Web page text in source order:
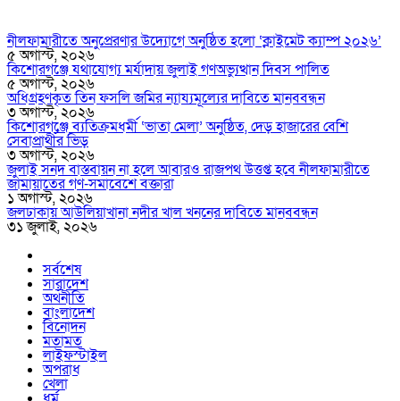
নীলফামারীতে অনুপ্রেরণার উদ্যোগে অনুষ্ঠিত হলো ‘ক্লাইমেট ক্যাম্প ২০২৬’
৫ অগাস্ট, ২০২৬
কিশোরগঞ্জে যথাযোগ্য মর্যাদায় জুলাই গণঅভ্যুত্থান দিবস পালিত
৫ অগাস্ট, ২০২৬
অধিগ্রহণকৃত তিন ফসলি জমির ন্যায্যমূল্যের দাবিতে মানববন্ধন
৩ অগাস্ট, ২০২৬
কিশোরগঞ্জে ব্যতিক্রমধর্মী ‘ভাতা মেলা’ অনুষ্ঠিত, দেড় হাজারের বেশি
সেবাপ্রার্থীর ভিড়
৩ অগাস্ট, ২০২৬
জুলাই সনদ বাস্তবায়ন না হলে আবারও রাজপথ উত্তপ্ত হবে নীলফামারীতে
জামায়াতের গণ-সমাবেশে বক্তারা
১ অগাস্ট, ২০২৬
জলঢাকায় আউলিয়াখানা নদীর খাল খননের দাবিতে মানববন্ধন
৩১ জুলাই, ২০২৬
সর্বশেষ
সারাদেশ
অর্থনীতি
বাংলাদেশ
বিনোদন
মতামত
লাইফস্টাইল
অপরাধ
খেলা